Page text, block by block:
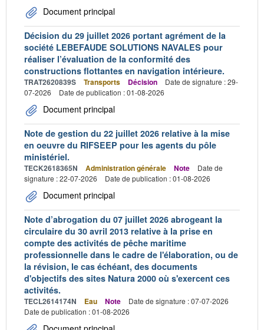
Document principal
Décision du 29 juillet 2026 portant agrément de la
société LEBEFAUDE SOLUTIONS NAVALES pour
réaliser l’évaluation de la conformité des
constructions flottantes en navigation intérieure.
TRAT2620839S Transports Décision
Date de signature : 29-
07-2026
Date de publication : 01-08-2026
Document principal
Note de gestion du 22 juillet 2026 relative à la mise
en oeuvre du RIFSEEP pour les agents du pôle
ministériel.
TECK2618365N Administration générale Note
Date de
signature : 22-07-2026
Date de publication : 01-08-2026
Document principal
Note d’abrogation du 07 juillet 2026 abrogeant la
circulaire du 30 avril 2013 relative à la prise en
compte des activités de pêche maritime
professionnelle dans le cadre de l'élaboration, ou de
la révision, le cas échéant, des documents
d'objectifs des sites Natura 2000 où s'exercent ces
activités.
TECL2614174N Eau Note
Date de signature : 07-07-2026
Date de publication : 01-08-2026